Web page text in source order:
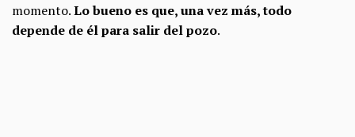
momento.Lo bueno es que, una vez más, todo
depende de él para salir del pozo.